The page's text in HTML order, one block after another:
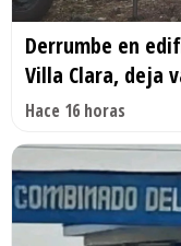
Derrumbe en
Villa Clara, deja
Hace 16 horas